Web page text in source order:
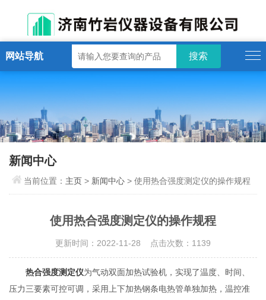
网站导航
新闻中心
当前位置： 主页 > 新闻中心 > 使用热合强度测定仪的操作规程
使用热合强度测定仪的操作规程
更新时间：2022-11-28 点击次数：1139
热合强度测定仪为气动双面加热试验机，实现了温度、时间、
压力三要素可控可调，采用上下加热钢条电热管单独加热，温控准